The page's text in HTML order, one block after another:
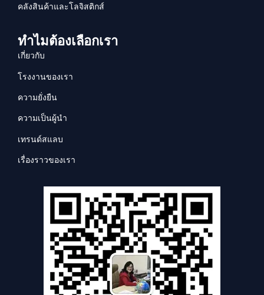
คลังสินค้าและโลจิสติกส์
ทำไมต้องเลือกเรา
เกี่ยวกับ
โรงงานของเรา
ความยั่งยืน
ความเป็นผู้นำ
เทรนด์สแลบ
เรื่องราวของเรา